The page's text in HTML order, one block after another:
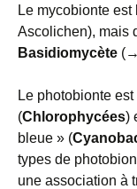
Le mycobionte
Ascolichen), mais
Basidiomycète
Le photobionte
(Chlorophycées)
bleue » (
types de
une association à